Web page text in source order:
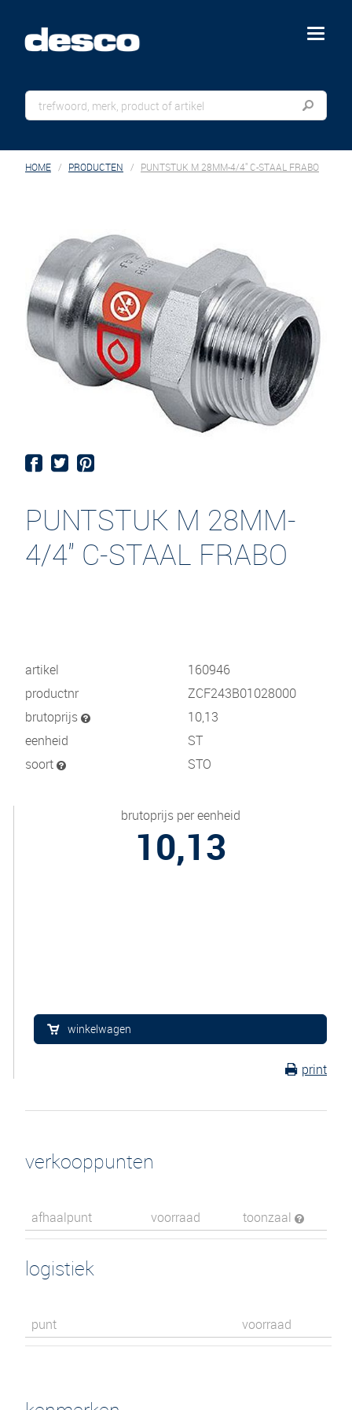
menu
HOME PRODUCTEN PUNTSTUK M 28MM-4/4" C-STAAL FRABO
PUNTSTUK M 28MM-
4/4" C-STAAL FRABO
artikel
160946
productnr
ZCF243B01028000
brutoprijs
10,13
eenheid
ST
soort
STO
brutoprijs per eenheid
10,13
winkelwagen
print
verkooppunten
afhaalpunt voorraad toonzaal
logistiek
punt voorraad